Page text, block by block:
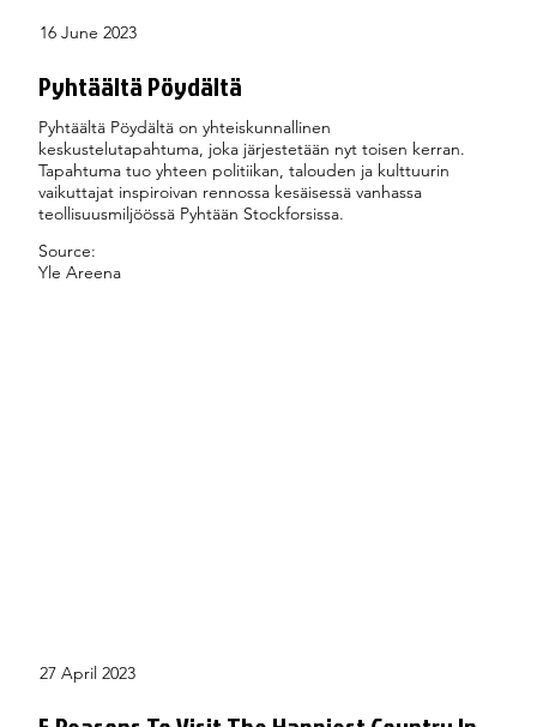
16 June 2023
Pyhtäältä Pöydältä
Pyhtäältä Pöydältä on yhteiskunnallinen
keskustelutapahtuma, joka järjestetään nyt toisen kerran.
Tapahtuma tuo yhteen politiikan, talouden ja kulttuurin
vaikuttajat inspiroivan rennossa kesäisessä vanhassa
teollisuusmiljöössä Pyhtään Stockforsissa.
Yle Areena
Source:
27 April 2023